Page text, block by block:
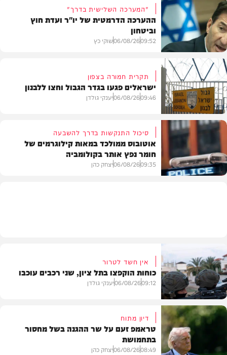
חדשות
"המערכה השלישית בדרך"
ההערכה הדרמטית של יו"ר ועדת חוץ
וביטחון
09:52
06/08/26שוקי כץ
חדשות
תקרית חמורה בצפון
ישראלים פגעו בגדר הגבול וחצו ללבנון
09:46
06/08/26יענקי גולדן
סיכול התנקשות בדרך להשבעה
אוטובוס ממולכד במאות קילוגרמים של
חומר נפץ אותר בקולומביה
09:35
06/08/26יצחק כהן
חדשות
אין חשד לטרור
כוחות הוקפצו בתל ציון, שני רכבים עוכבו
09:12
06/08/26יענקי גולדן
דיון מתוח
טראמפ זעם על שר ההגנה בשל מחסור
בתחמושת
08:49
06/08/26יצחק כהן